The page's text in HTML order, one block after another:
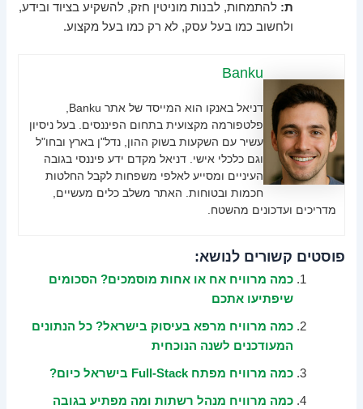
ת: להתמחות, לבנות מוניטין חזק, להשקיע בציוד ובידע,
ולחשוב כמו בעל עסק, לא רק כמו בעל מקצוע.
Banku
פלטפורמה מקצועית בתחום הפיננסים. בעל ניסיון
עשיר עם השקעות בשוק ההון, נדל"ן בארץ ובחו"ל
וגם כלכלי אישי. דניאל מקדם ידע פיננסי בגובה
העיניים ומסייע לאלפי משפחות לקבל החלטות
חכמות ובטוחות. האתר משלב כלים מעשיים,
מדריכים ועדכונים מהשטח.
פוסטים קשורים לנושא:
כמה מרוויח אח או אחות מוסמכים? הסכומים
שיפתיעו אתכם
כמה מרוויח מרפא בעיסוק בישראל? כל הנתונים
המעודכנים לשנה הנוכחית
כמה מרוויח מפתח Full-Stack בישראל כיום?
כמה מרוויח מנהל רשתות ומה מפתיע בגובה